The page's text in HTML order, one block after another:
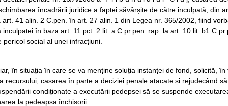
încadrării juridice a faptei săvârșite de către inculpată, din
art. 41 alin. 2 C.pen. în art. 27 alin. 1 din Legea nr. 365/2002, fiind
inculpatei în baza art. 11 pct. 2 lit. a C.pr.pen. rap. la art. 10 lit. b1
pericol social al unei infracțiuni.
în situația în care se va menține soluția instanței de fond, solicită, în
recursului, casarea în parte a deciziei penale atacate și rejudecând
condiționate a executării pedepsei să se suspende
la pedeapsa închisorii.